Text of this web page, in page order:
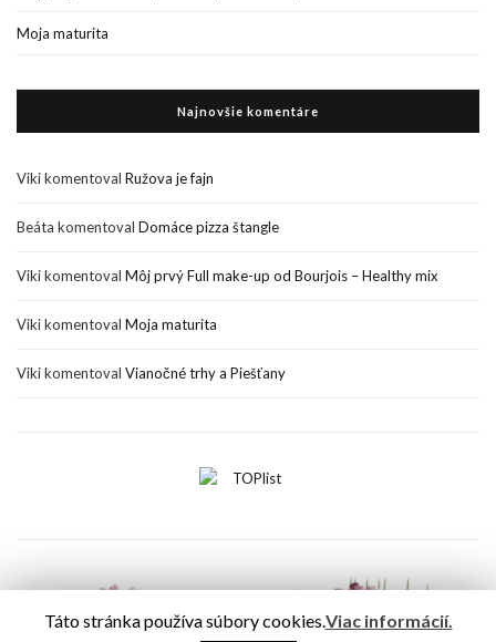
Moja maturita
Najnovšie komentáre
Vikikomentoval Ružova je fajn
Beáta komentoval Domáce pizza štangle
Vikikomentoval Môj prvý Full make-up od Bourjois – Healthy mix
Vikikomentoval Moja maturita
Vikikomentoval Vianočné trhy a Piešťany
Táto stránka používa súbory cookies.Viac informácií.